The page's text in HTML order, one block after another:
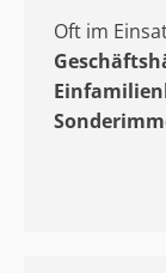
Oft im